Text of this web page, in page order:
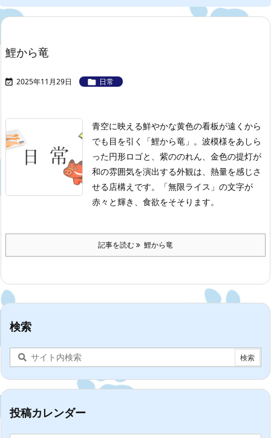
鯉から竜
 2025年11月29日  日常
青空に映える鮮やかな黄色の看板が遠くから
でも目を引く「鯉から竜」。波模様をあしら
った円形ロゴと、紫ののれん、金色の提灯が
和の雰囲気を演出する外観は、熱量を感じさ
せる店構えです。「無限ライス」の文字が
赤々と輝き、食欲をそそります。
記事を読む 鯉から竜
検索
投稿カレンダー